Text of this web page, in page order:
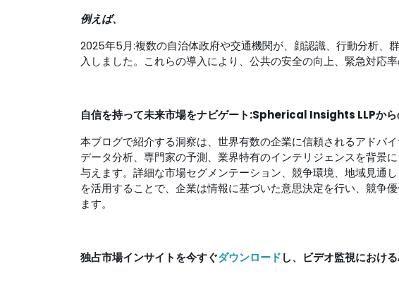
例えば、
2025年5月:複数の自治体政府や交通機関が、顔認識、行動分析、
入しました。これらの導入により、公共の安全の向上、緊急対応
自信を持って未来市場をナビゲート:Spherical Insights LLPから
本ブログで紹介する洞察は、世界有数の企業に信頼されるアドバ
データ分析、専門家の予測、業界特有のインテリジェンスを背景
与えます。詳細な市場セグメンテーション、競争環境、地域見通
を活用することで、企業は情報に基づいた意思決定を行い、競争
ます。
独占市場インサイトを今すぐダウンロードし、ビデオ監視におけ